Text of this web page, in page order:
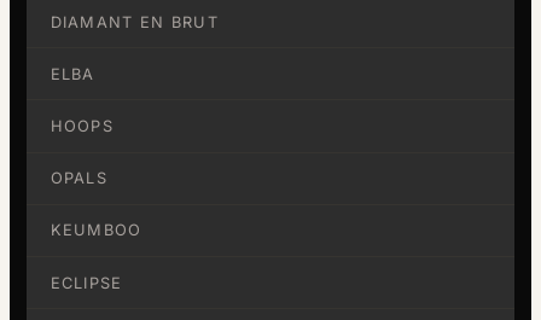
DIAMANT EN BRUT
ELBA
HOOPS
OPALS
KEUMBOO
ECLIPSE